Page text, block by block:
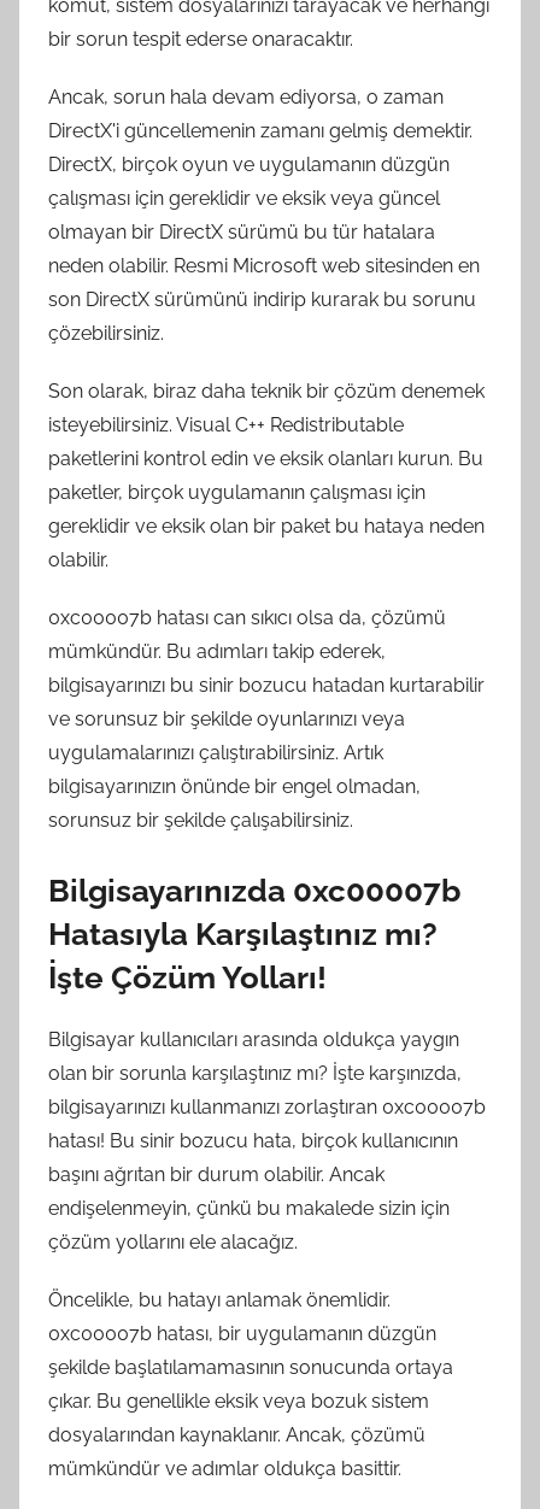
komut, sistem dosyalarınızı tarayacak ve herhangi
bir sorun tespit ederse onaracaktır.
Ancak, sorun hala devam ediyorsa, o zaman
DirectX'i güncellemenin zamanı gelmiş demektir.
DirectX, birçok oyun ve uygulamanın düzgün
çalışması için gereklidir ve eksik veya güncel
olmayan bir DirectX sürümü bu tür hatalara
neden olabilir. Resmi Microsoft web sitesinden en
son DirectX sürümünü indirip kurarak bu sorunu
çözebilirsiniz.
Son olarak, biraz daha teknik bir çözüm denemek
isteyebilirsiniz. Visual C++ Redistributable
paketlerini kontrol edin ve eksik olanları kurun. Bu
paketler, birçok uygulamanın çalışması için
gereklidir ve eksik olan bir paket bu hataya neden
olabilir.
0xc00007b hatası can sıkıcı olsa da, çözümü
mümkündür. Bu adımları takip ederek,
bilgisayarınızı bu sinir bozucu hatadan kurtarabilir
ve sorunsuz bir şekilde oyunlarınızı veya
uygulamalarınızı çalıştırabilirsiniz. Artık
bilgisayarınızın önünde bir engel olmadan,
sorunsuz bir şekilde çalışabilirsiniz.
Bilgisayarınızda 0xc00007b
Hatasıyla Karşılaştınız mı?
İşte Çözüm Yolları!
Bilgisayar kullanıcıları arasında oldukça yaygın
olan bir sorunla karşılaştınız mı? İşte karşınızda,
bilgisayarınızı kullanmanızı zorlaştıran 0xc00007b
hatası! Bu sinir bozucu hata, birçok kullanıcının
başını ağrıtan bir durum olabilir. Ancak
endişelenmeyin, çünkü bu makalede sizin için
çözüm yollarını ele alacağız.
Öncelikle, bu hatayı anlamak önemlidir.
0xc00007b hatası, bir uygulamanın düzgün
şekilde başlatılamamasının sonucunda ortaya
çıkar. Bu genellikle eksik veya bozuk sistem
dosyalarından kaynaklanır. Ancak, çözümü
mümkündür ve adımlar oldukça basittir.